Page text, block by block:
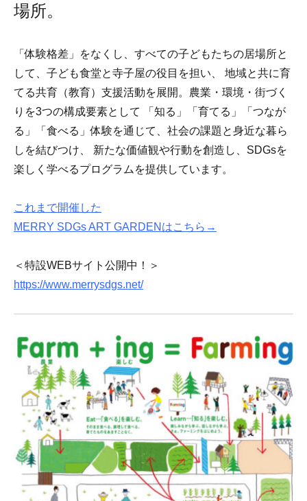
場所。
「体験格差」をなくし、すべての子どもたちの居場所と
して、子ども食堂と寺子屋の役目を担い、 地域と共に育
てる共育（教育）支援活動を展開。農業・環境・街づく
りを3つの構成要素として 「知る」「育てる」「つなが
る」「食べる」体験を通じて、社会の課題と身近な暮ら
しを結びつけ、 新たな価値観や行動を創造し、SDGsを
楽しく学べるプログラムを提供しています。
これまで開催した
MERRY SDGs ART GARDENはこちら→
＜特設WEBサイト公開中！＞
https://www.merrysdgs.net/